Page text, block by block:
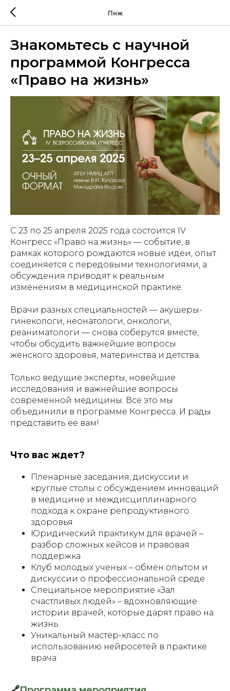
Пнж
Знакомьтесь с научной
программой Конгресса
«Право на жизнь»
С 23 по 25 апреля 2025 года состоится IV
Конгресс «Право на жизнь» — событие, в
рамках которого рождаются новые идеи, опыт
соединяется с передовыми технологиями, а
обсуждения приводят к реальным
изменениям в медицинской практике.
Врачи разных специальностей — акушеры-
гинекологи, неонатологи, онкологи,
реаниматологи — снова соберутся вместе,
чтобы обсудить важнейшие вопросы
женского здоровья, материнства и детства.
Только ведущие эксперты, новейшие
исследования и важнейшие вопросы
современной медицины. Все это мы
объединили в программе Конгресса. И рады
представить ее вам!
Что вас ждет?
Пленарные заседания, дискуссии и
круглые столы с обсуждением инноваций
в медицине и междисциплинарного
подхода к охране репродуктивного
здоровья
Юридический практикум для врачей –
разбор сложных кейсов и правовая
поддержка
Клуб молодых ученых – обмен опытом и
дискуссии о профессиональной среде
Специальное мероприятие «Зал
счастливых людей» – вдохновляющие
истории врачей, которые дарят право на
жизнь
Уникальный мастер-класс по
использованию нейросетей в практике
врача